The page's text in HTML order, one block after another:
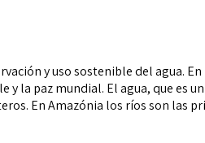
y uso sostenible del agua.
la paz mundial. El agua, que es
En Amazónia los ríos son las